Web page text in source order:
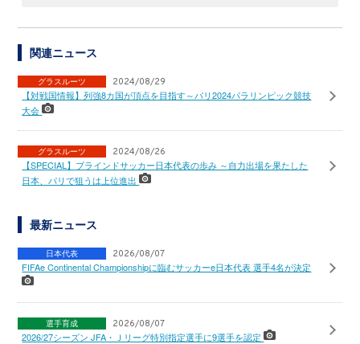
関連ニュース
グラスルーツ 2024/08/29
【対戦国情報】列強8カ国が頂点を目指す～パリ2024パラリンピック競技
大会
グラスルーツ 2024/08/26
【SPECIAL】ブラインドサッカー日本代表の歩み ～自力出場を果たした
日本、パリで狙うは上位進出
最新ニュース
日本代表 2026/08/07
FIFAe Continental Championshipに臨むサッカーe日本代表 選手4名が決定
選手育成 2026/08/07
2026/27シーズン JFA・Ｊリーグ特別指定選手に9選手を認定